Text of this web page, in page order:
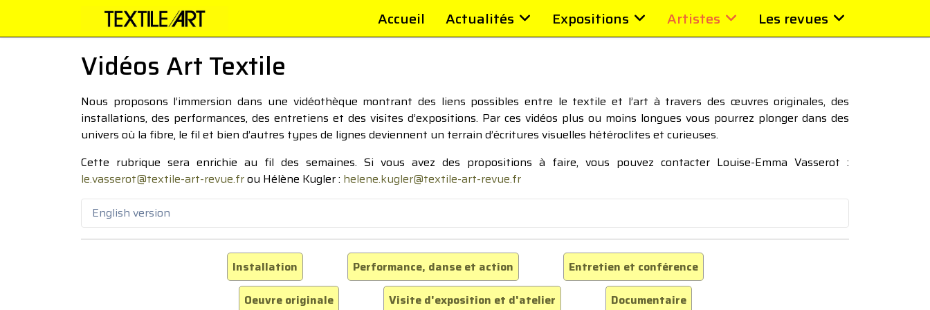
Accueil Actualités Expositions Artistes Les revues
Vidéos Art Textile
Nous proposons l’immersion dans une vidéothèque montrant des liens possibles entre le textile et l’art à travers des œuvres originales, des
installations, des performances, des entretiens et des visites d’expositions. Par ces vidéos plus ou moins longues vous pourrez plonger dans des
univers où la fibre, le fil et bien d’autres types de lignes deviennent un terrain d’écritures visuelles hétéroclites et curieuses.
Cette rubrique sera enrichie au fil des semaines. Si vous avez des propositions à faire, vous pouvez contacter Louise-Emma Vasserot :
le.vasserot@textile-art-revue.frou Hélène Kugler : helene.kugler@textile-art-revue.fr
English version
Installation Performance, danse et action
Entretien et conférence
Oeuvre originale
Visite d'exposition et d'atelier Documentaire